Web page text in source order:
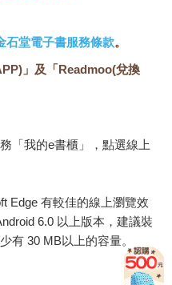
石堂電子書服務條款。
」及「Readmoo(兌換
「我的e書櫃」，點選線上
Edge 有較佳的線上瀏覽效
6.0 以上版本，建議裝
有 30 MB以上的容量。